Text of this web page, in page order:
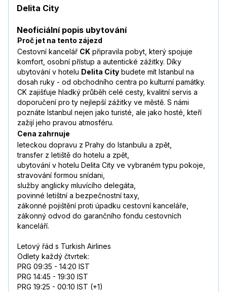
Delita City
Neoficiální popis ubytování
Proč jet na tento zájezd
Cestovní kancelář CK připravila pobyt, který spojuje
komfort, osobní přístup a autentické zážitky. Díky
ubytování v hotelu Delita City budete mít Istanbul na
dosah ruky - od obchodního centra po kulturní památky.
CK zajišťuje hladký průběh celé cesty, kvalitní servis a
doporučení pro ty nejlepší zážitky ve městě. S námi
poznáte Istanbul nejen jako turisté, ale jako hosté, kteří
zažijí jeho pravou atmosféru.
Cena zahrnuje
leteckou dopravu z Prahy do Istanbulu a zpět,
transfer z letiště do hotelu a zpět,
ubytování v hotelu Delita City ve vybraném typu pokoje,
stravování formou snídani,
služby anglicky mluvícího delegáta,
povinné letištní a bezpečnostní taxy,
zákonné pojištění proti úpadku cestovní kanceláře,
zákonný odvod do garančního fondu cestovních
kanceláří.
Letový řád s Turkish Airlines
Odlety každý čtvrtek:
PRG 09:35 - 14:20 IST
PRG 14:45 - 19:30 IST
PRG 19:25 - 00:10 IST (+1)